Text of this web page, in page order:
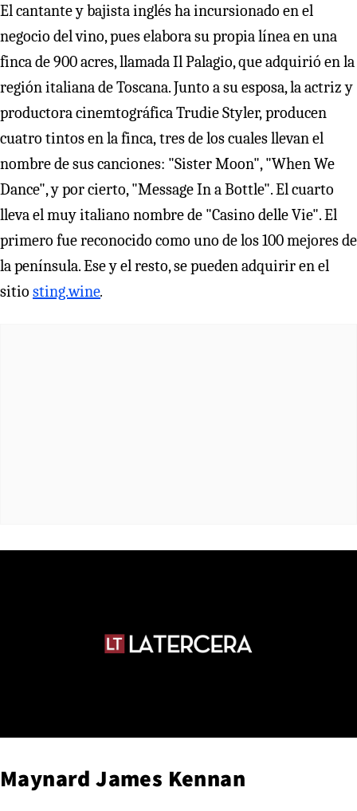
El cantante y bajista inglés ha incursionado en el
negocio del vino, pues elabora su propia línea en una
finca de 900 acres, llamada Il Palagio, que adquirió en la
región italiana de Toscana. Junto a su esposa, la actriz y
productora cinemtográfica Trudie Styler, producen
cuatro tintos en la finca, tres de los cuales llevan el
nombre de sus canciones: "Sister Moon", "When We
Dance", y por cierto, "Message In a Bottle". El cuarto
lleva el muy italiano nombre de "Casino delle Vie". El
primero fue reconocido como uno de los 100 mejores de
la península. Ese y el resto, se pueden adquirir en el
sitio sting.wine.
Maynard James Kennan